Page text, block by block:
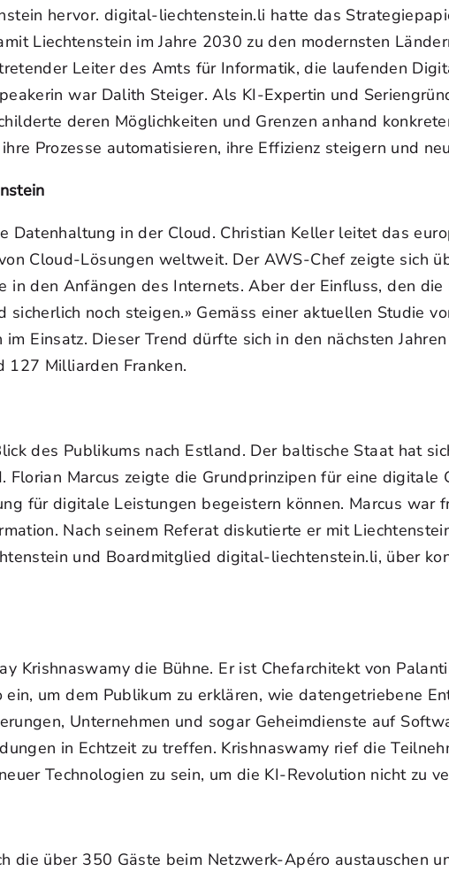
hervor. digital-liechtenstein.li hatte das
Liechtenstein im Jahre 2030 zu den modernsten
Leiter des Amts für Informatik, die laufenden
war Dalith Steiger. Als KI-Expertin und
deren Möglichkeiten und Grenzen anhand
Prozesse automatisieren, ihre Effizienz steigern und
Datenhaltung in der Cloud. Christian Keller leitet das
Cloud-Lösungen weltweit. Der AWS-Chef zeigte sich
in den Anfängen des Internets. Aber der Einfluss, den
noch steigen.» Gemäss einer aktuellen Studie
Einsatz. Dieser Trend dürfte sich in den nächsten
127 Milliarden Franken.
des Publikums nach Estland. Der baltische Staat hat
Marcus zeigte die Grundprinzipen für eine digitale
für digitale Leistungen begeistern können. Marcus
Nach seinem Referat diskutierte er mit
und Boardmitglied digital-liechtenstein.li, über
Krishnaswamy die Bühne. Er ist Chefarchitekt von
um dem Publikum zu erklären, wie datengetriebene
Unternehmen und sogar Geheimdienste auf
in Echtzeit zu treffen. Krishnaswamy rief die
Technologien zu sein, um die KI-Revolution nicht zu
die über 350 Gäste beim Netzwerk-Apéro austauschen